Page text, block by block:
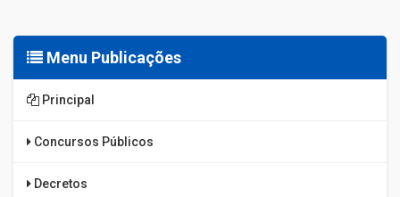
Menu Publicações
Principal
Concursos Públicos
Decretos